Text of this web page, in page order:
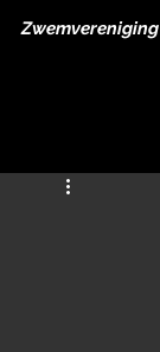
Zwemvereniging